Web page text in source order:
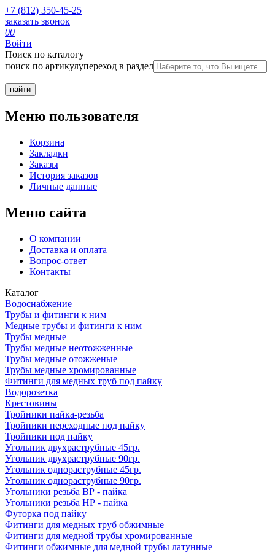
+7 (812) 350-45-25
заказать звонок
00
Войти
Поиск по каталогу
поиск по артикулупереход в раздел
Меню пользователя
Корзина
Закладки
Заказы
История заказов
Личные данные
Меню сайта
О компании
Доставка и оплата
Вопрос-ответ
Контакты
Каталог
Водоснабжение
Трубы и фитинги к ним
Медные трубы и фитинги к ним
Трубы медные
Трубы медные неотожженные
Трубы медные отожженые
Трубы медные хромированные
Фитинги для медных труб под пайку
Водорозетка
Крестовины
Тройники пайка-резьба
Тройники переходные под пайку
Тройники под пайку
Угольник двухраструбные 45гр.
Угольник двухраструбные 90гр.
Угольник однораструбные 45гр.
Угольник однораструбные 90гр.
Угольники резьба ВР - пайка
Угольники резьба НР - пайка
Футорка под пайку
Фитинги для медных труб обжимные
Фитинги для медной трубы хромированные
Фитинги обжимные для медной трубы латунные